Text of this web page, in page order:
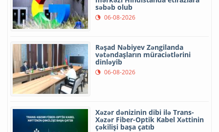
səbəb olub
06-08-2026
Rəşad Nəbiyev Zəngilanda
vətəndaşların müraciətlərini
dinləyib
06-08-2026
Xəzər dənizinin dibi ilə Trans-
Xəzər Fiber-Optik Kabel Xəttinin
çəkilişi başa çatıb